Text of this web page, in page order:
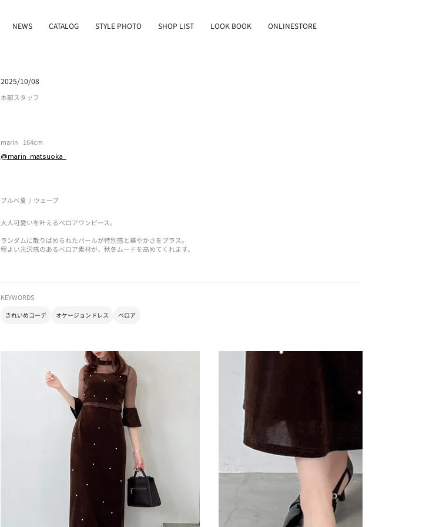
NEWS CATALOG STYLE PHOTO SHOP LIST LOOK BOOK ONLINESTORE
2025/10/08
本部スタッフ
marin 164cm
@marin_matsuoka_
ブルべ夏 / ウェーブ
大人可愛いを叶えるベロアワンピース。
ランダムに散りばめられたパールが特別感と華やかさをプラス。
程よい光沢感のあるベロア素材が、秋冬ムードを高めてくれます。
KEYWORDS
きれいめコーデ オケージョンドレス ベロア